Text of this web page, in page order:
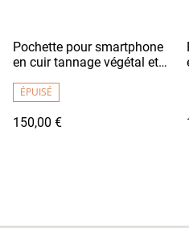
Pochette pour smartphone
en cuir tannage végétal et
SUBAKO Marron Camel
ÉPUISÉ
150,00 €